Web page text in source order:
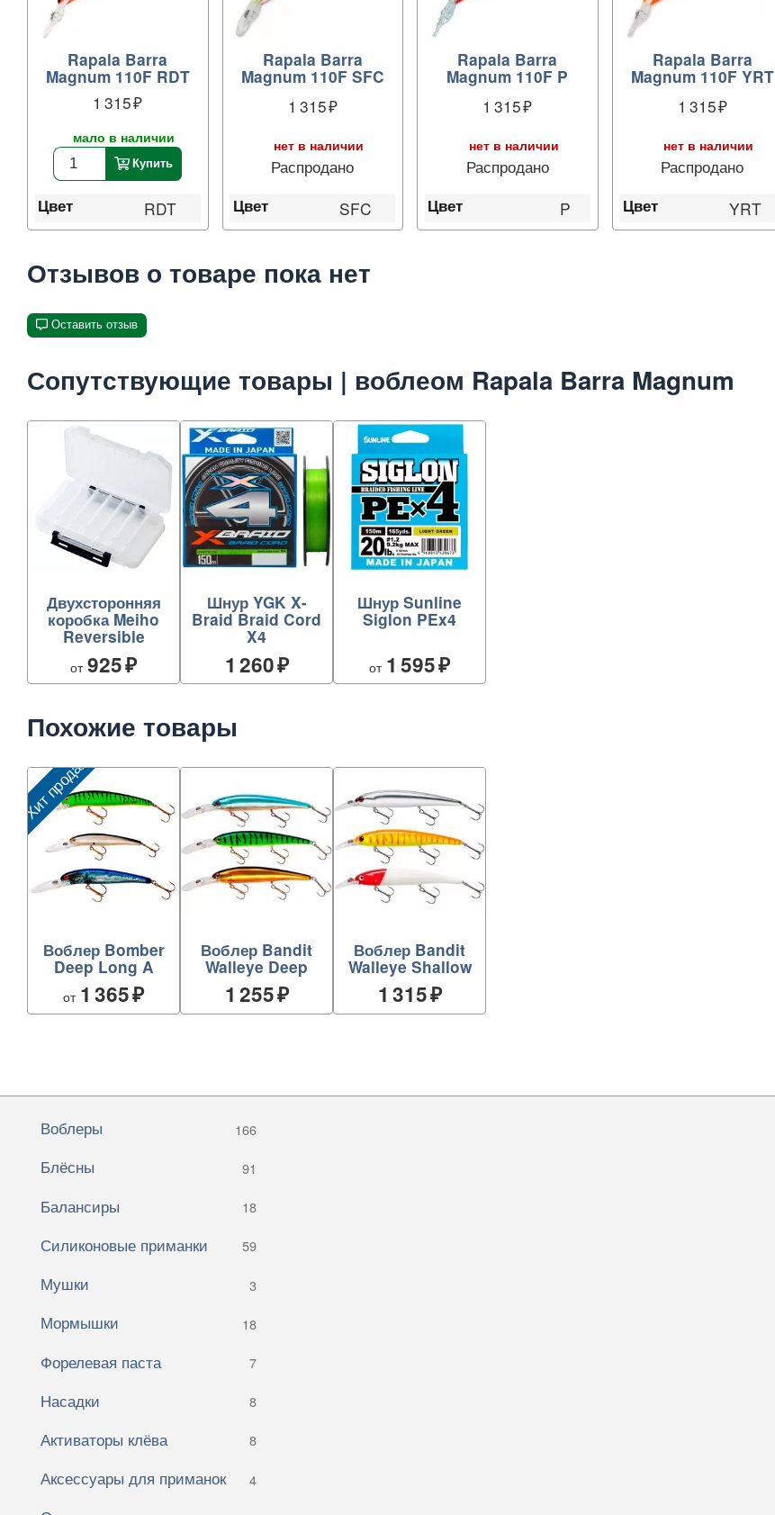
Rapala Barra
Magnum 110F RDT
1 315
мало в наличии
Купить
Цвет RDT
Rapala Barra
Magnum 110F SFC
1 315
нет в наличии
Распродано
Цвет SFC
Rapala Barra
Magnum 110F P
1 315
нет в наличии
Распродано
Цвет P
Rapala Barra
Magnum 110F YRT
1 315
нет в наличии
Распродано
Цвет YRT
Отзывов о товаре пока нет
Оставить отзыв
Сопутствующие товары | воблеом Rapala Barra Magnum
Двухсторонняя
коробка Meiho
Reversible
от 925
Шнур YGK X-
Braid Braid Cord
X4
1 260
Шнур Sunline
Siglon PEx4
от 1 595
Похожие товары
Хит продаж
Воблер Bomber
Deep Long A
от 1 365
Воблер Bandit
Walleye Deep
1 255
Воблер Bandit
Walleye Shallow
1 315
Воблеры 166
Блёсны 91
Балансиры 18
Силиконовые приманки 59
Мушки 3
Мормышки 18
Форелевая паста 7
Насадки 8
Активаторы клёва 8
Аксессуары для приманок 4